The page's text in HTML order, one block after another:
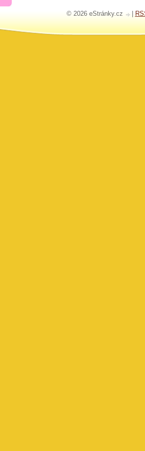
© 2026 eStránky.cz